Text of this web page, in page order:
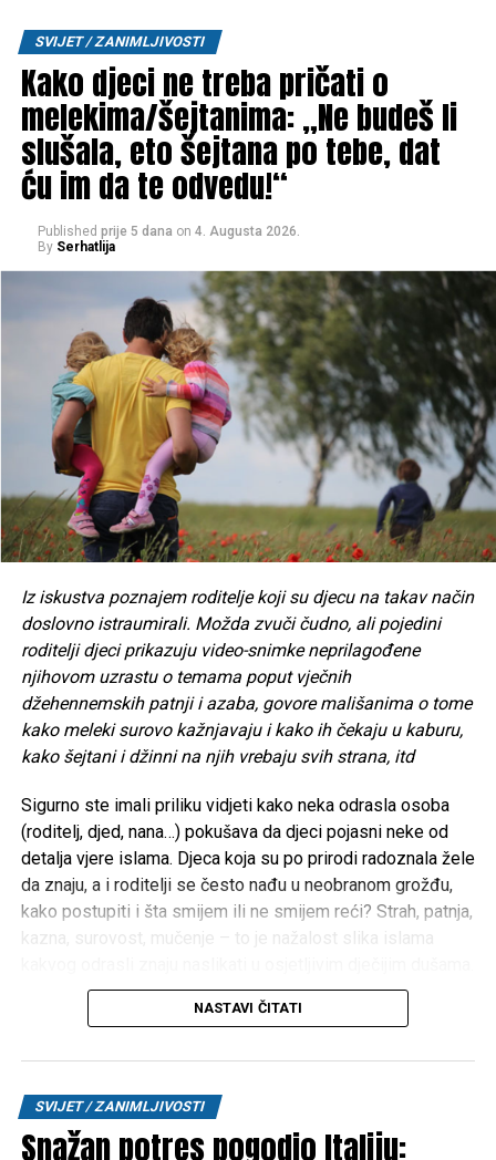
SVIJET / ZANIMLJIVOSTI
Kako djeci ne treba pričati o
melekima/šejtanima: „Ne budeš li
slušala, eto šejtana po tebe, dat
ću im da te odvedu!“
Published prije 5 dana on 4. Augusta 2026.
By Serhatlija
Iz iskustva poznajem roditelje koji su djecu na takav način
doslovno istraumirali. Možda zvuči čudno, ali pojedini
roditelji djeci prikazuju video-snimke neprilagođene
njihovom uzrastu o temama poput vječnih
džehennemskih patnji i azaba, govore mališanima o tome
kako meleki surovo kažnjavaju i kako ih čekaju u kaburu,
kako šejtani i džinni na njih vrebaju svih strana, itd
Sigurno ste imali priliku vidjeti kako neka odrasla osoba
(roditelj, djed, nana…) pokušava da djeci pojasni neke od
detalja vjere islama. Djeca koja su po prirodi radoznala žele
da znaju, a i roditelji se često nađu u neobranom grožđu,
kako postupiti i šta smijem ili ne smijem reći? Strah, patnja,
kazna, surovost, mučenje – to je nažalost slika islama
Iz iskustva poznajem roditelje koji su djecu na takav način
doslovno istraumirali. Možda zvuči čudno, ali pojedini
patnji i azaba, govore mališanima o tome kako meleki
surovo kažnjavaju i kako ih čekaju u kaburu, kako šejtani i
džinni na njih vrebaju svih strana, itd.
NASTAVI ČITATI
SVIJET / ZANIMLJIVOSTI
Snažan potres pogodio Italiju: